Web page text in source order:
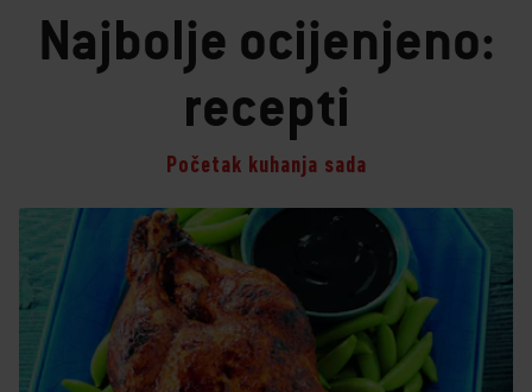
Najbolje ocijenjeno:
recepti
Početak kuhanja sada